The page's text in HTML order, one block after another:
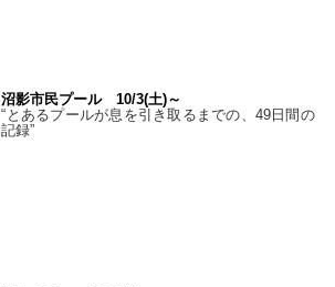
沼影市民プール 10/3(土)～
“とあるプールが息を引き取るまでの、49日間の
記録”